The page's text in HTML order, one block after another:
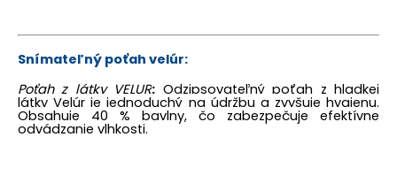
Snímateľný poťah velúr:
Poťah z látky VELUR: Odzipsovateľný poťah z hladkej
látky Velúr je jednoduchý na údržbu a zvyšuje hygienu.
Obsahuje 40 % bavlny, čo zabezpečuje efektívne
odvádzanie vlhkosti.